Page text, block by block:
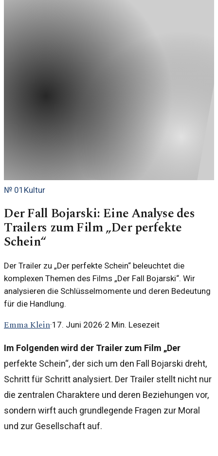
№ 01 Kultur
Der Fall Bojarski: Eine Analyse des
Trailers zum Film „Der perfekte
Schein“
Der Trailer zu „Der perfekte Schein“ beleuchtet die
komplexen Themen des Films „Der Fall Bojarski“. Wir
analysieren die Schlüsselmomente und deren Bedeutung
für die Handlung.
Emma Klein·17. Juni 2026·2 Min. Lesezeit
Im Folgenden wird der Trailer zum Film „Der
perfekte Schein“, der sich um den Fall Bojarski dreht,
Schritt für Schritt analysiert. Der Trailer stellt nicht nur
die zentralen Charaktere und deren Beziehungen vor,
sondern wirft auch grundlegende Fragen zur Moral
und zur Gesellschaft auf.